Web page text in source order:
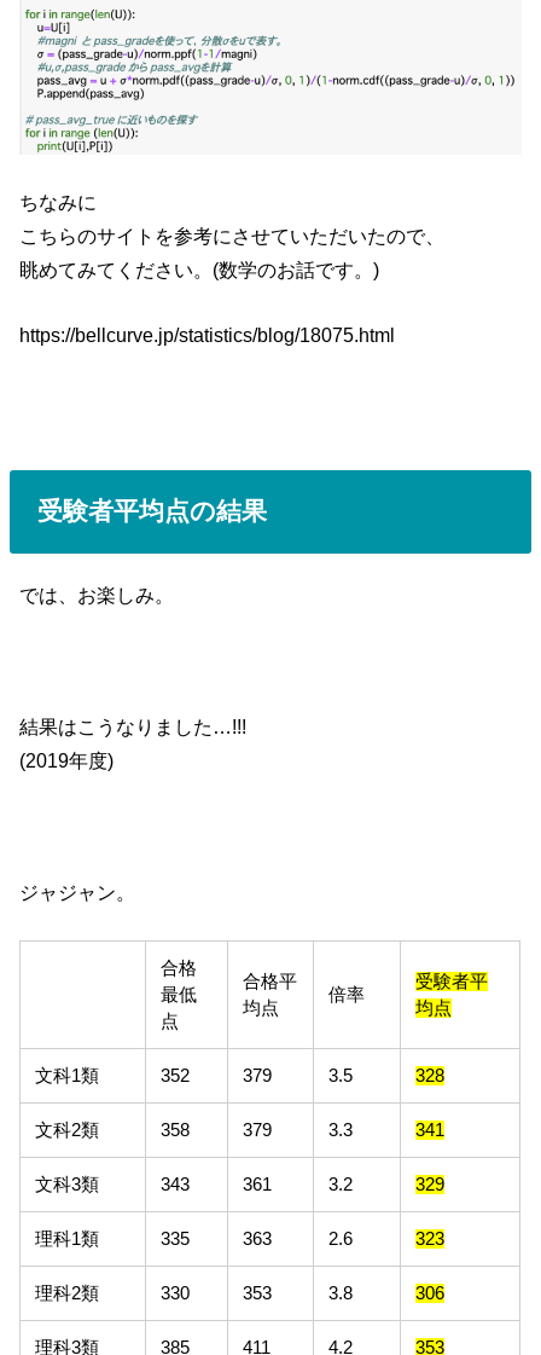
ちなみに
こちらのサイトを参考にさせていただいたので、
眺めてみてください。(数学のお話です。)
https://bellcurve.jp/statistics/blog/18075.html
受験者平均点の結果
では、お楽しみ。
結果はこうなりました…!!!
(2019年度)
ジャジャン。
合格
最低
点
合格平
均点
倍率
受験者平
均点
文科1類 352 379 3.5 328
文科2類 358 379 3.3 341
文科3類 343 361 3.2 329
理科1類 335 363 2.6 323
理科2類 330 353 3.8 306
理科3類 385 411 4.2 353